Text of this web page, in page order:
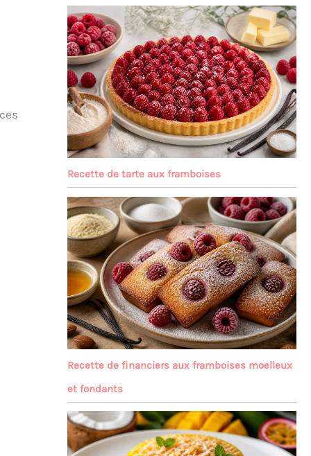
Recette de tarte aux framboises
Recette de financiers aux framboises moelleux
et fondants